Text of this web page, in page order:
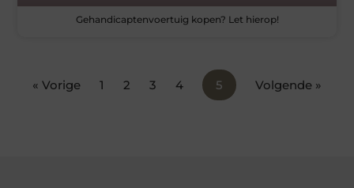
Gehandicaptenvoertuig kopen? Let hierop!
« Vorige 1 2 3 4 5 Volgende »